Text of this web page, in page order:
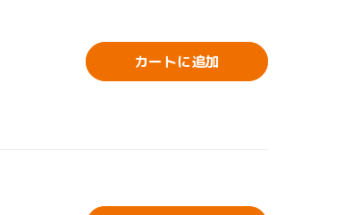
カートに追加